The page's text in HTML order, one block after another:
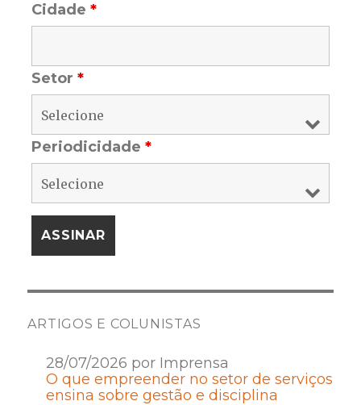
Cidade*
Setor*
Periodicidade*
ARTIGOS E COLUNISTAS
28/07/2026 por Imprensa
O que empreender no setor de serviços
ensina sobre gestão e disciplina